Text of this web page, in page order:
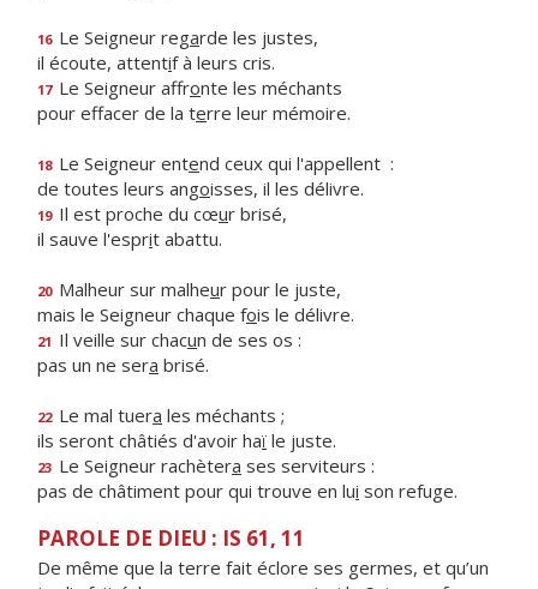
16 Le Seigneur regarde les justes,
il écoute, attentif à leurs cris.
17 Le Seigneur affronte les méchants
pour effacer de la terre leur mémoire.
18 Le Seigneur entend ceux qui l'appellent :
de toutes leurs angoisses, il les délivre.
19 Il est proche du cœur brisé,
il sauve l'esprit abattu.
20 Malheur sur malheur pour le juste,
mais le Seigneur chaque fois le délivre.
21 Il veille sur chacun de ses os :
pas un ne sera brisé.
22 Le mal tuera les méchants ;
ils seront châtiés d'avoir haï le juste.
23 Le Seigneur rachètera ses serviteurs :
pas de châtiment pour qui trouve en lui son refuge.
PAROLE DE DIEU : IS 61, 11
De même que la terre fait éclore ses germes, et qu’un